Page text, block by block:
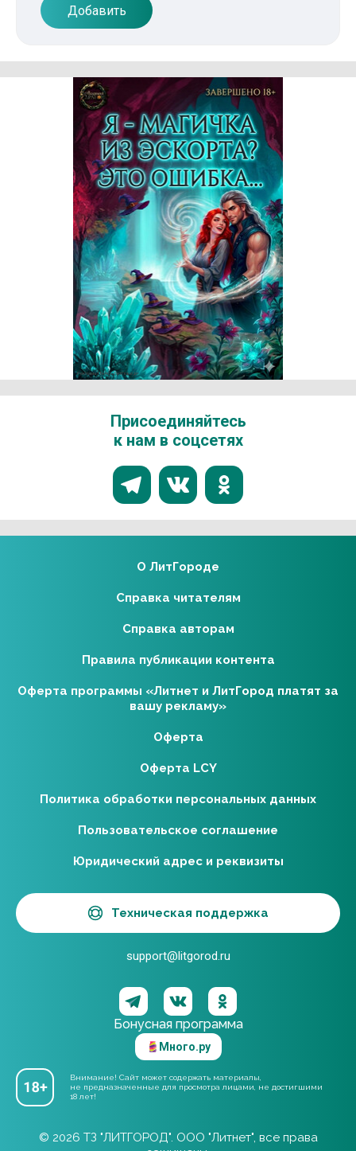
Добавить
Присоединяйтесь
к нам в соцсетях
Реклама 18+ АО «ЛитГород»
Бонусная программа
Много.ру
Внимание! Сайт может содержать материалы,
не предназначенные для просмотра лицами, не достигшими
18 лет!
О ЛитГороде
Справка читателям
Справка авторам
Правила публикации контента
Оферта программы «Литнет и ЛитГород платят за
вашу рекламу»
Оферта
Оферта LCY
Политика обработки персональных данных
Пользовательское соглашение
Юридический адрес и реквизиты
Техническая поддержка
support@litgorod.ru
© 2026 ТЗ "ЛИТГОРОД". ООО "Литнет", все права